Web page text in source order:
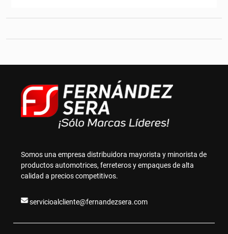
Somos una empresa distribuidora mayorista y minorista de
productos automotrices, ferreteros y empaques de alta
calidad a precios competitivos.
servicioalcliente@fernandezsera.com